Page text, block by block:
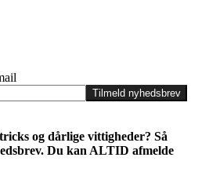
Tilmeld nyhedsbrev
og dårlige vittigheder? Så
Du kan ALTID afmelde